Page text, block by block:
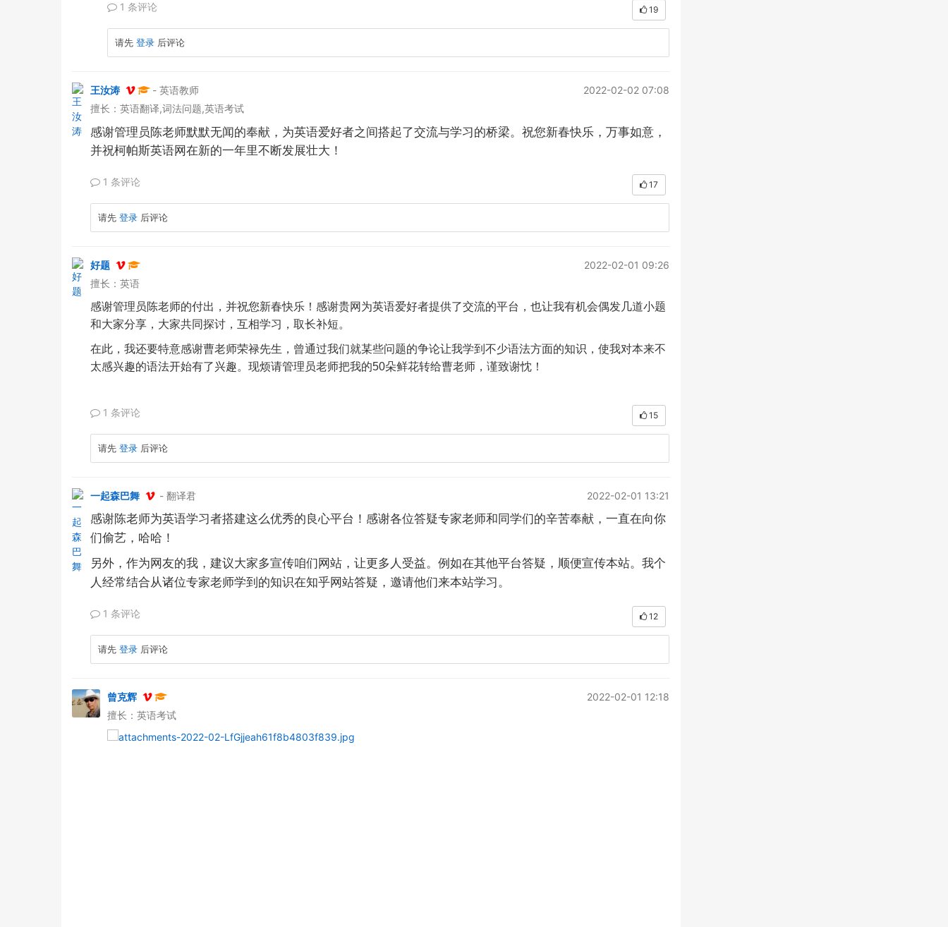
1 条评论 19
请先 登录 后评论
王汝涛 - 英语教师
2022-02-02 07:08
擅长：英语翻译,词法问题,英语考试
感谢管理员陈老师默默无闻的奉献，为英语爱好者之间搭起了交流与学习的桥梁。祝您新春快乐，万事如意，
并祝柯帕斯英语网在新的一年里不断发展壮大！
1 条评论 17
请先 登录 后评论
好题
2022-02-01 09:26
擅长：英语
感谢管理员陈老师的付出，并祝您新春快乐！感谢贵网为英语爱好者提供了交流的平台，也让我有机会偶发几道小题
和大家分享，大家共同探讨，互相学习，取长补短。
在此，我还要特意感谢曹老师荣禄先生，曾通过我们就某些问题的争论让我学到不少语法方面的知识，使我对本来不
太感兴趣的语法开始有了兴趣。现烦请管理员老师把我的50朵鲜花转给曹老师，谨致谢忱！
1 条评论 15
请先 登录 后评论
一起森巴舞 - 翻译君 2022-02-01 13:21
感谢陈老师为英语学习者搭建这么优秀的良心平台！感谢各位答疑专家老师和同学们的辛苦奉献，一直在向你
们偷艺，哈哈！
另外，作为网友的我，建议大家多宣传咱们网站，让更多人受益。例如在其他平台答疑，顺便宣传本站。我个
人经常结合从诸位专家老师学到的知识在知乎网站答疑，邀请他们来本站学习。
1 条评论 12
请先 登录 后评论
曾克辉
2022-02-01 12:18
擅长：英语考试